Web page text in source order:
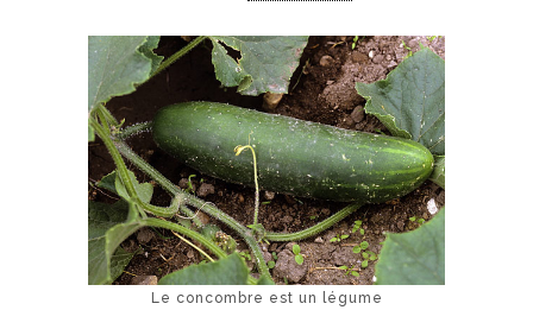
Le concombre est un légume